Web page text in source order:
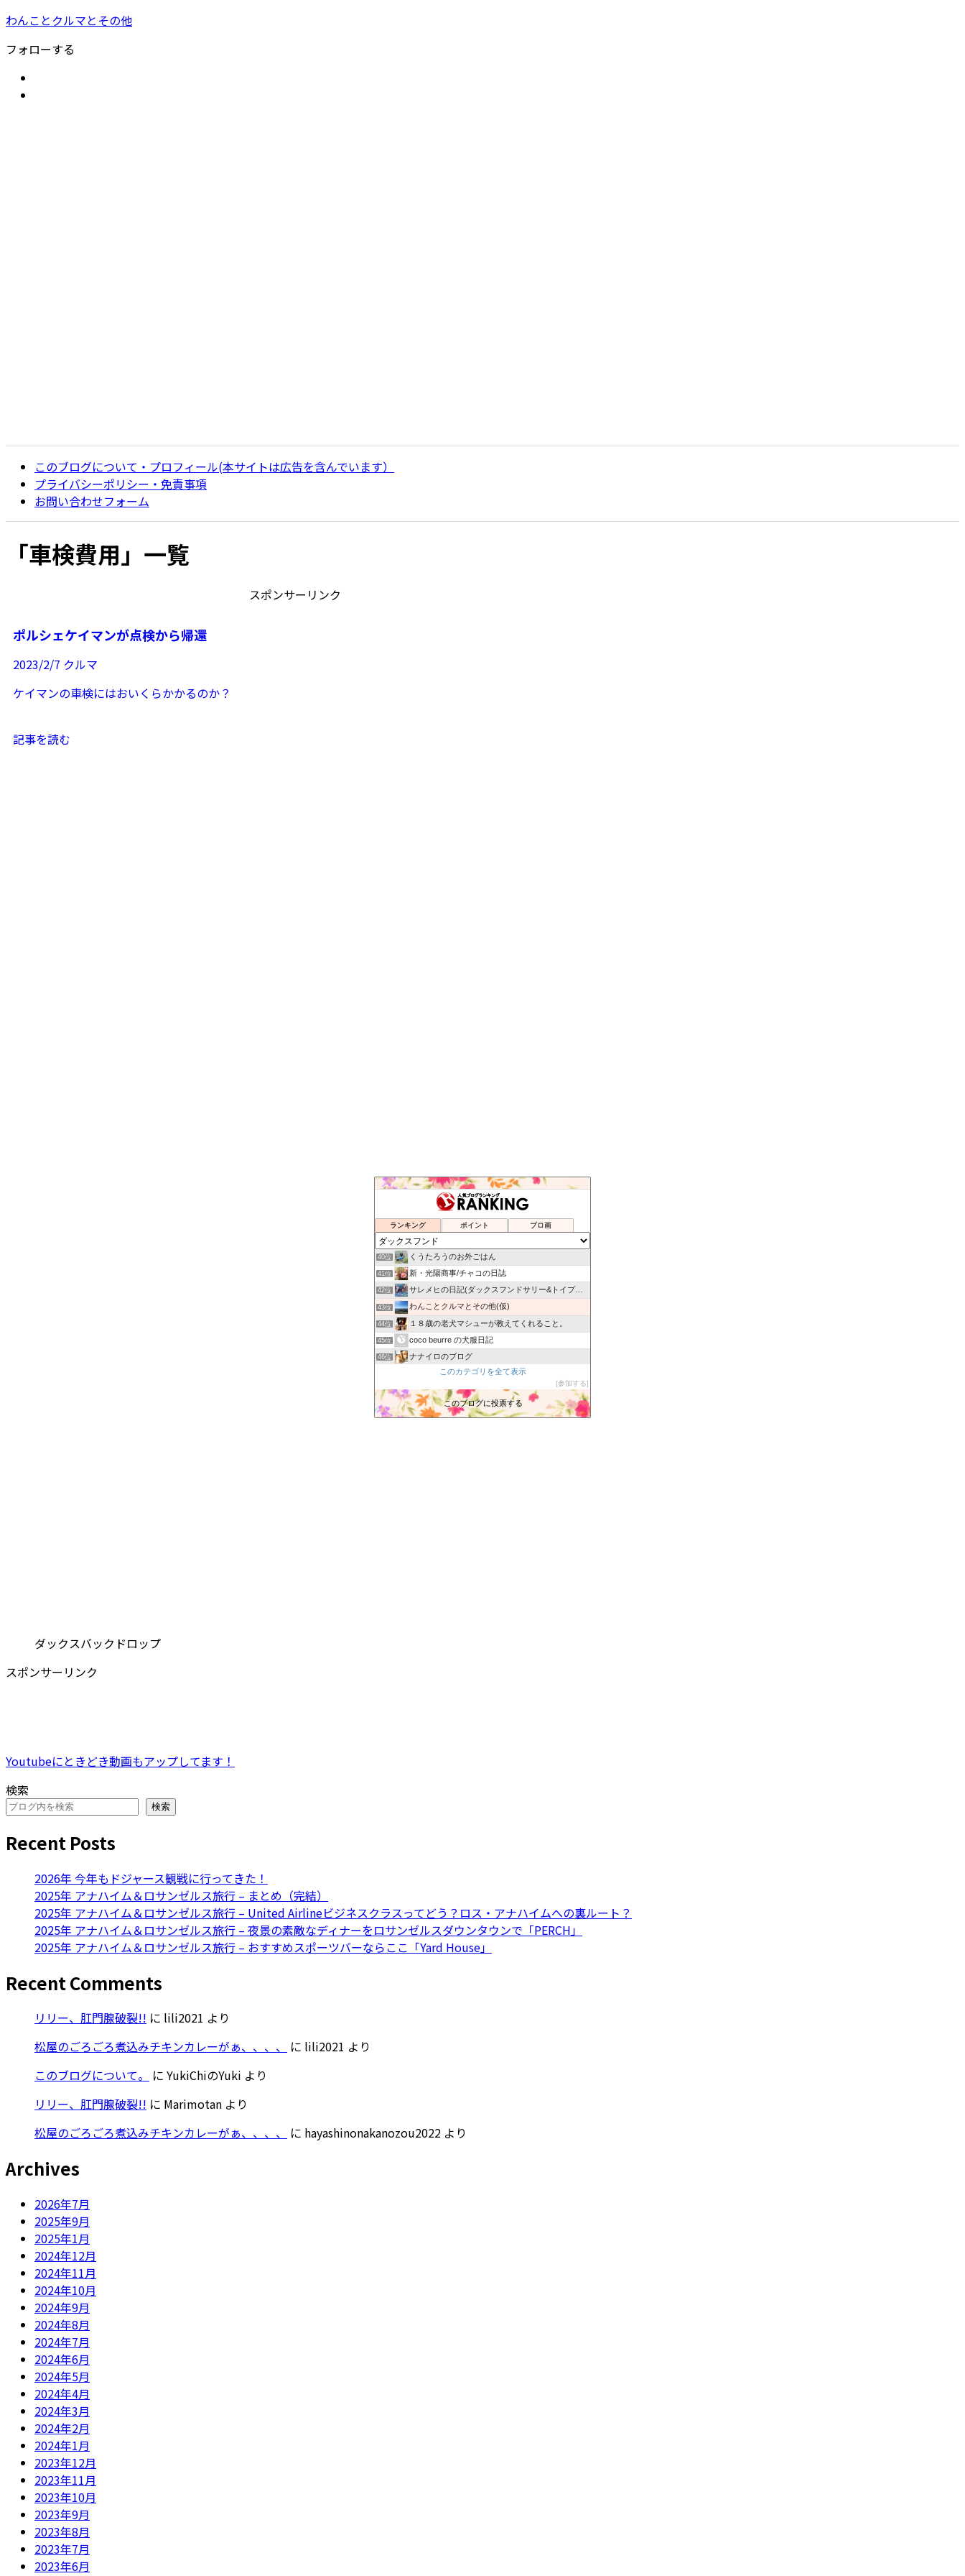
わんことクルマとその他
フォローする
このブログについて・プロフィール(本サイトは広告を含んでいます）
プライバシーポリシー・免責事項
お問い合わせフォーム
「車検費用」 一覧
ポルシェケイマンが点検から帰還
2023/2/7 クルマ
ケイマンの車検にはおいくらかかるのか？
記事を読む
スポンサーリンク
ランキング ポイント ブロ画
36位 ハッピー＆サンディーの日々
Mum's Diary
38位 My Treasure
39位 ひなたのぶろぐ。
40位 くうたろうのお外ごはん
41位 新・光陽商事/チャコの日誌
42位 サレメヒの日記(ダックスフンドサリー&トイプードル陽向)
43位 わんことクルマとその他(仮)
44位 １８歳の老犬マシューが教えてくれること。
45位 coco beurre の犬服日記
46位 ナナイロのブログ
ErinのHappy Life〜ダーリンは英国人
48位 『なんちゃって菜園』
49位 忠犬くーちゃんのBLOG
このカテゴリを全て表示
参加する
このブログに投票する
ダックスバックドロップ
スポンサーリンク
Youtubeにときどき動画もアップしてます！
検索
検索
Recent Posts
2026年 今年もドジャース観戦に行ってきた！
2025年 アナハイム＆ロサンゼルス旅行 – まとめ（完結）
2025年 アナハイム＆ロサンゼルス旅行 – United Airlineビジネスクラスってどう？ロス・アナハイムへの裏ルート？
2025年 アナハイム＆ロサンゼルス旅行 – 夜景の素敵なディナーをロサンゼルスダウンタウンで「PERCH」
2025年 アナハイム＆ロサンゼルス旅行 – おすすめスポーツバーならここ「Yard House」
Recent Comments
リリー、肛門腺破裂!! に lili2021 より
松屋のごろごろ煮込みチキンカレーがぁ、、、、
に lili2021 より
このブログについて。
に YukiChiのYuki より
リリー、肛門腺破裂!! に Marimotan より
松屋のごろごろ煮込みチキンカレーがぁ、、、、
に hayashinonakanozou2022 より
Archives
2026年7月
2025年9月
2025年1月
2024年12月
2024年11月
2024年10月
2024年9月
2024年8月
2024年7月
2024年6月
2024年5月
2024年4月
2024年3月
2024年2月
2024年1月
2023年12月
2023年11月
2023年10月
2023年9月
2023年8月
2023年7月
2023年6月